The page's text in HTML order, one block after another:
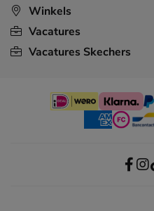
Winkels
Vacatures
Vacatures Skechers